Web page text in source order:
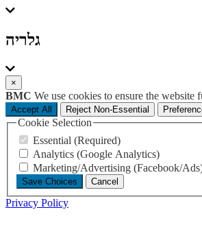
גלריה
×
BMC We use cookies to ensure the
Accept All Reject Non-Essential
Cookie Selection
Essential (Required)
Analytics (Google Analytics)
Marketing/Advertising (Facebook/
Save Choices Cancel
Privacy Policy